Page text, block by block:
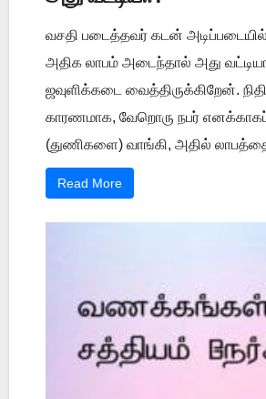
வசதி படைத்தவர் கடன்
அதிக லாபம் அடைந்தால் அது
ஜவுளிக்கடை வைத்திருக்கிறேன்.
காரணமாக, வேறொரு நபர்
(துணிகளை) வாங்கி, அதில்
Read More